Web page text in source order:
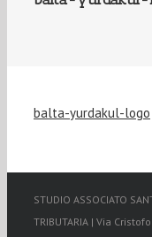
balta-yurdakul-logo
STUDIO ASSOCIATO
TRIBUTARIA | Via